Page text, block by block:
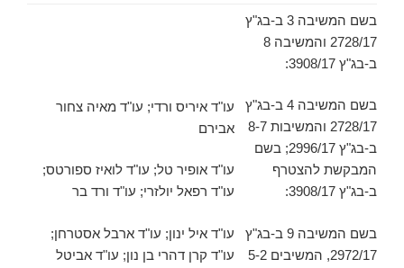
בשם המשיבה 3 ב-בג"ץ
2728/17 והמשיבה 8
ב-בג"ץ 3908/17:
בשם המשיבה 4 ב-בג"ץ
2728/17 והמשיבות 8-7
ב-בג"ץ 2996/17; בשם
המבקשת להצטרף
ב-בג"ץ 3908/17:
בשם המשיבה 9 ב-בג"ץ
2972/17, המשיבים 5-2
עו"ד איריס ורדי; עו"ד מאיה צחור
אבירם
עו"ד אופיר טל; עו"ד לואיז ספורטס;
עו"ד רפאל יולזרי; עו"ד ורד בר
עו"ד איל ינון; עו"ד ארבל אסטרחן;
עו"ד קרן דהרי בן נון; עו"ד אביטל